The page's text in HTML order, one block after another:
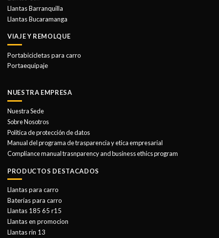
Llantas Barranquilla
Llantas Bucaramanga
VIAJE Y REMOLQUE
Portabicicletas para carro
Portaequipaje
NUESTRA EMPRESA
Nuestra Sede
Sobre Nosotros
Politica de protección de datos
Manual del programa de trasparencia y etica empresarial
Compliance manual trasnparency and business ethics program
PRODUCTOS DESTACADOS
Llantas para carro
Baterías para carro
Llantas 185 65 r15
Llantas en promocion
Llantas rin 13